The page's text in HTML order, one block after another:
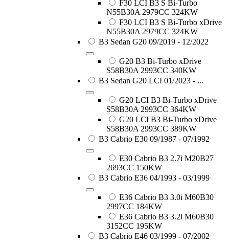
F30 LCI B3 S Bi-Turbo
N55B30A 2979CC 324KW
F30 LCI B3 S Bi-Turbo xDrive
N55B30A 2979CC 324KW
B3 Sedan G20 09/2019 - 12/2022
G20 B3 Bi-Turbo xDrive
S58B30A 2993CC 340KW
B3 Sedan G20 LCI 01/2023 - ...
G20 LCI B3 Bi-Turbo xDrive
S58B30A 2993CC 364KW
G20 LCI B3 Bi-Turbo xDrive
S58B30A 2993CC 389KW
B3 Cabrio E30 09/1987 - 07/1992
E30 Cabrio B3 2.7i M20B27
2693CC 150KW
B3 Cabrio E36 04/1993 - 03/1999
E36 Cabrio B3 3.0i M60B30
2997CC 184KW
E36 Cabrio B3 3.2i M60B30
3152CC 195KW
B3 Cabrio E46 03/1999 - 07/2002